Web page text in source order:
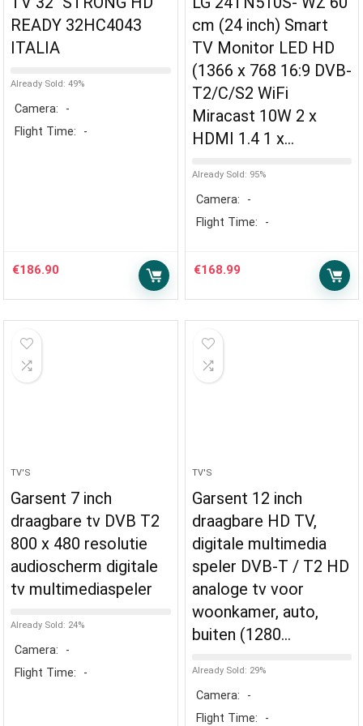
READY 32HC4043
ITALIA
Already Sold: 49%
Camera:
-
Flight Time:
-
€186.90
cm (24 inch) Smart
TV Monitor LED HD
(1366 x 768 16:9 DVB-
T2/C/S2 WiFi
Miracast 10W 2 x
HDMI 1.4 1 x…
Already Sold: 95%
Camera:
-
Flight Time:
-
€168.99
TV'S
Garsent 7 inch
draagbare tv DVB T2
800 x 480 resolutie
audioscherm digitale
tv multimediaspeler
Already Sold: 24%
Camera:
-
Flight Time:
-
TV'S
Garsent 12 inch
draagbare HD TV,
digitale multimedia
speler DVB-T / T2 HD
analoge tv voor
woonkamer, auto,
buiten (1280…
Already Sold: 29%
Camera:
-
Flight Time:
-